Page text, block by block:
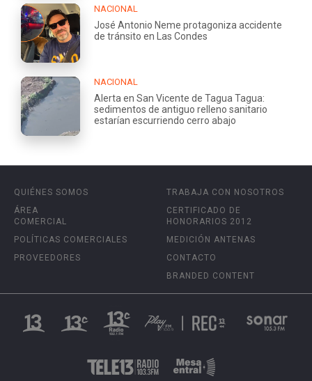
NACIONAL
José Antonio Neme protagoniza accidente
de tránsito en Las Condes
NACIONAL
Alerta en San Vicente de Tagua Tagua:
sedimentos de antiguo relleno sanitario
estarían escurriendo cerro abajo
QUIÉNES SOMOS
ÁREA
COMERCIAL
POLÍTICAS COMERCIALES
PROVEEDORES
TRABAJA CON NOSOTROS
CERTIFICADO DE
HONORARIOS 2012
MEDICIÓN ANTENAS
CONTACTO
BRANDED CONTENT